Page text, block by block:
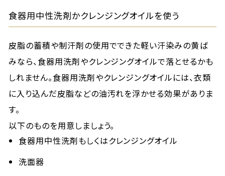
食器用中性洗剤かクレンジングオイルを使う
皮脂の蓄積や制汗剤の使用でできた軽い汗染みの黄ば
みなら、食器用洗剤やクレンジングオイルで落とせるかも
しれません。食器用洗剤やクレンジングオイルには、衣類
に入り込んだ皮脂などの油汚れを浮かせる効果がありま
す。
以下のものを用意しましょう。
食器用中性洗剤もしくはクレンジングオイル
洗面器